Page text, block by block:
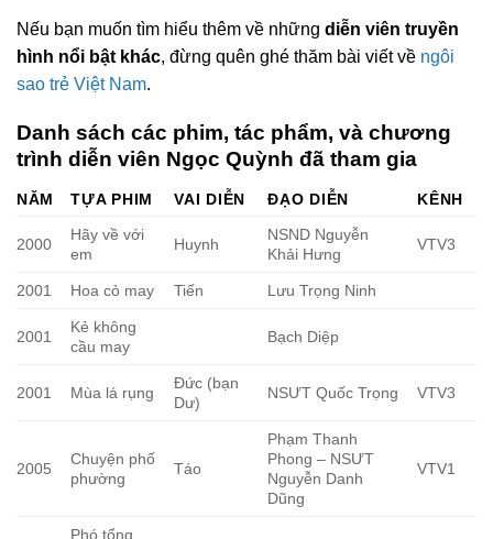
Nếu bạn muốn tìm hiểu thêm về những diễn viên truyền
hình nổi bật khác, đừng quên ghé thăm bài viết về ngôi
sao trẻ Việt Nam.
Danh sách các phim, tác phẩm, và chương
trình diễn viên Ngọc Quỳnh đã tham gia
NĂM TỰA PHIM VAI DIỄN ĐẠO DIỄN KÊNH
2000
Hãy về với
em
Huynh
NSND Nguyễn
Khải Hưng
VTV3
2001 Hoa cỏ may Tiến Lưu Trọng Ninh
2001
Kẻ không
cầu may
Bạch Diệp
2001 Mùa lá rụng
Đức (bạn
Dư)
NSƯT Quốc Trọng VTV3
2005
Chuyện phố
phường
Táo
Phạm Thanh
Phong – NSƯT
Nguyễn Danh
Dũng
VTV1
Phó tổng